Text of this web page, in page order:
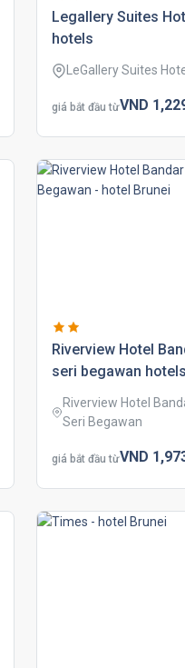
legallery suites
hotels
LeGallery Suites
giá bắt đầu từVND
riverview hotel
seri begawan
Riverview Hotel
Seri Begawan
giá bắt đầu từVND